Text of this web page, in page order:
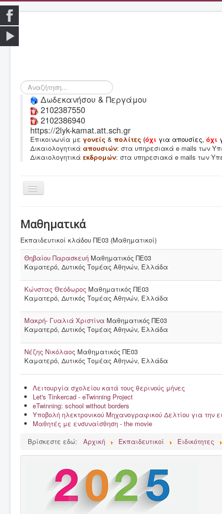
Αναζήτηση...
Δωδεκανήσου & Περγάμου
2102387550
2102386940
https://2lyk-kamat.att.sch.gr
Επικοινωνία με γονείς & πολίτες (όχι για απουσίες, όχι
Δικαιολογητικά απουσιών: στα υπηρεσιακά e mails των
Δικαιολογητικά εκδρομών: στα υπηρεσιακά e mails των
Εναλλαγή
Δράσεις, εκδρομές & γιορτές
Γονείς & κηδεμόνες
Μαθητές
Εκπαιδευτικοί
Έντυπα
Σύλλογος γονέων & κηδεμόνων
Μαθηματικά
Εκπαιδευτικοί κλάδου ΠΕ03 (Μαθηματικοί)
Θηβαίου Παρασκευή Μαθηματικός ΠΕ03
Καματερό, Δυτικός Τομέας Αθηνών, Ελλάδα
Κώνστας Θεόδωρος Μαθηματικός ΠΕ03
Καματερό, Δυτικός Τομέας Αθηνών, Ελλάδα
Μακρή- Γυαλιά Χριστίνα Μαθηματικός ΠΕ03
Καματερό, Δυτικός Τομέας Αθηνών, Ελλάδα
Νέζης Νικόλαος Μαθηματικός ΠΕ03
Καματερό, Δυτικός Τομέας Αθηνών, Ελλάδα
Λειτουργία σχολείου κατά τους θερινούς μήνες
Let's Tinkercad - eTwinning Project
eTwinning: school without borders
Υποβολή ηλεκτρονικού Μηχανογραφικού Δελτίου για
Μαθητές με ενσυναίσθηση - the movie
Βρίσκεστε εδώ:
Αρχική Εκπαιδευτικοί Ειδικότητες